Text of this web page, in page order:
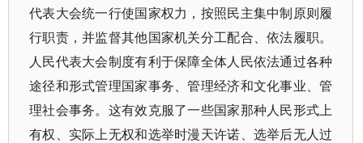
代表大会统一行使国家权力，按照民主集中制原则履
行职责，并监督其他国家机关分工配合、依法履职。
人民代表大会制度有利于保障全体人民依法通过各种
途径和形式管理国家事务、管理经济和文化事业、管
理社会事务。这有效克服了一些国家那种人民形式上
有权、实际上无权和选举时漫天许诺、选举后无人过